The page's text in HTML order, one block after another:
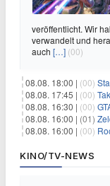
veröffentlicht. Wir
verwandelt und
auch […] (00)
08.08. 18:00 | (00)
08.08. 17:45 | (00)
08.08. 16:30 | (00)
08.08. 16:00 | (01)
08.08. 16:00 | (00)
KINO/TV-NEWS